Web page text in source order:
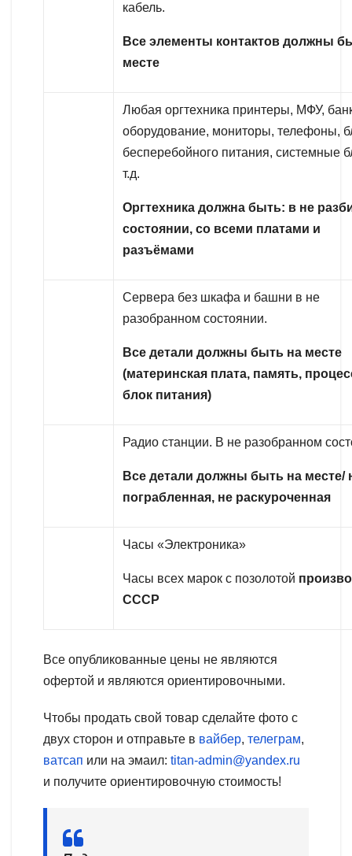
кабель.
Все элементы контактов должны
месте
Любая оргтехника принтеры, МФУ,
оборудование, мониторы, телефоны,
бесперебойного питания, системные
т.д.
Оргтехника должна быть: в не
состоянии, со всеми платами и
разъёмами
Сервера без шкафа и башни в не
разобранном состоянии.
Все детали должны быть на месте
(материнская плата, память,
блок питания)
Радио станции. В не разобранном
Все детали должны быть на месте/
пограбленная, не раскуроченная
Часы «Электроника»
Часы всех марок с позолотой
СССР
Все опубликованные цены не являются
офертой и являются ориентировочными.
Чтобы продать свой товар сделайте фото с
двух сторон и отправьте в вайбер, телеграм,
ватсап или на эмаил: titan-admin@yandex.ru
и получите ориентировочную стоимость!